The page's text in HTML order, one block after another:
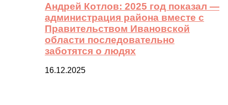
Андрей Котлов: 2025 год показал —
администрация района вместе с
Правительством Ивановской
области последовательно
заботятся о людях
16.12.2025